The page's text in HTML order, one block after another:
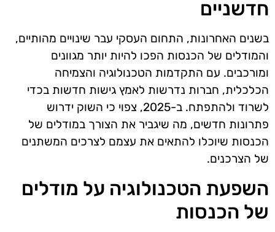
חדשניים
בשנים האחרונות, התחום העסקי עבר שינויים מהותיים,
והמודלים של הכנסות הפכו להיות יותר מגוונים
ומורכבים. עם התקדמות הטכנולוגיה והצמיחה
הכלכלית, חברות נדרשות לאמץ גישות חדשות בכדי
לשרוד ולהתפתח. ב-2025, צפוי כי השוק ידרוש
פתרונות חדשים, מה שיגביר את הצורך במודלים של
הכנסות שיוכלו להתאים את עצמם לצרכים המשתנים
של הצרכנים.
השפעת הטכנולוגיה על מודלים
של הכנסות